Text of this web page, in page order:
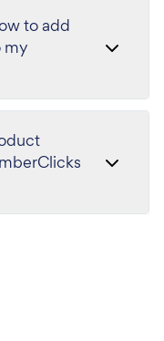
to add
my